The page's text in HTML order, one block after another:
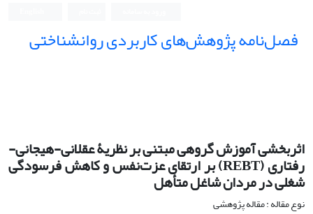
فصل‌نامه پژوهش‌های کاربردی روانشناختی
اثربخشی آموزش گروهی مبتنی بر نظریۀ عقلانی-هیجانی-
رفتاری (REBT) بر ارتقای عزت‌نفس و کاهش فرسودگی
شغلی در مردان شاغل متأهل
نوع مقاله : مقاله پژوهشی